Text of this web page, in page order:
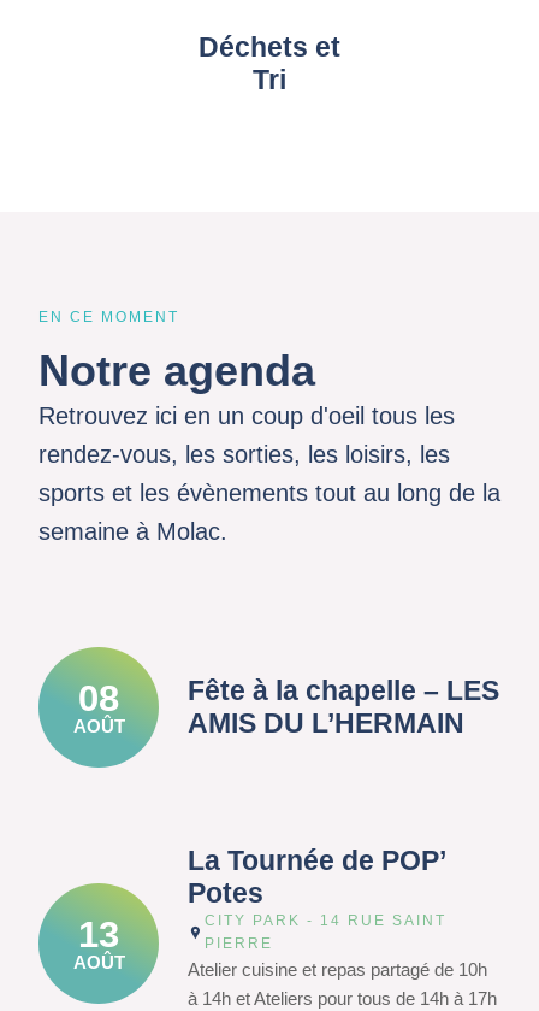
Déchets et
Tri
EN CE MOMENT
Notre agenda
Retrouvez ici en un coup d'oeil tous les
rendez-vous, les sorties, les loisirs, les
sports et les évènements tout au long de la
semaine à Molac.
08
AOÛT
Fête à la chapelle – LES
AMIS DU L’HERMAIN
13
AOÛT
La Tournée de POP’
Potes
CITY PARK - 14 RUE SAINT
PIERRE
Atelier cuisine et repas partagé de 10h
à 14h et Ateliers pour tous de 14h à 17h